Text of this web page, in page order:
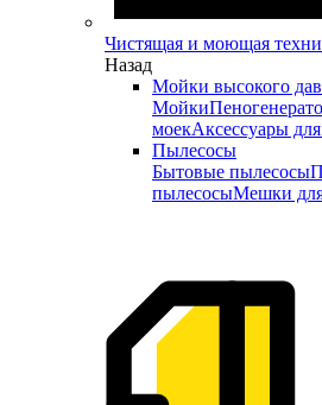
Чистящая и моющая
Назад
Мойки высокого
Мойки
моекАксессуары
Пылесосы
Бытовые пылесосы
пылесосыМешки